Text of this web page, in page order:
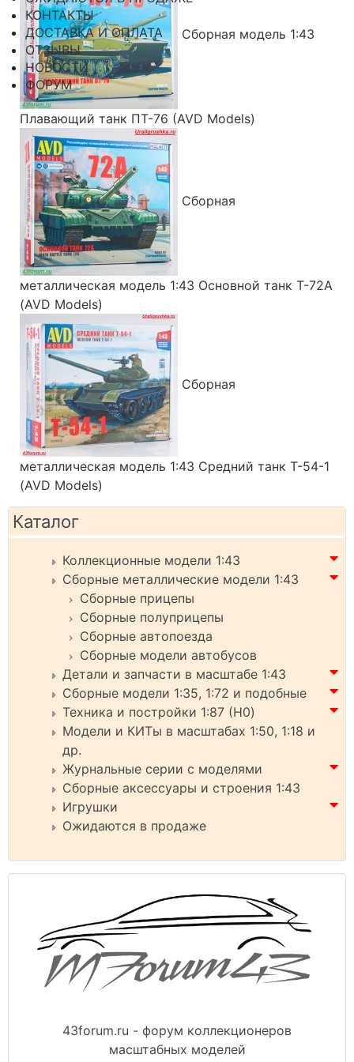
КОНТАКТЫ
ДОСТАВКА И ОПЛАТА
ОТЗЫВЫ
НОВОСТИ
ФОРУМ
Сборная модель 1:43
Плавающий танк ПТ-76 (AVD Models)
Сборная
металлическая модель 1:43 Основной танк Т-72А
(AVD Models)
Сборная
металлическая модель 1:43 Средний танк Т-54-1
(AVD Models)
Каталог
Коллекционные модели 1:43
Сборные металлические модели 1:43
Сборные прицепы
Сборные полуприцепы
Сборные автопоезда
Сборные модели автобусов
Детали и запчасти в масштабе 1:43
Сборные модели 1:35, 1:72 и подобные
Техника и постройки 1:87 (H0)
Модели и КИТы в масштабах 1:50, 1:18 и
др.
Журнальные серии с моделями
Сборные аксессуары и строения 1:43
Игрушки
Ожидаются в продаже
43forum.ru - форум коллекционеров
масштабных моделей